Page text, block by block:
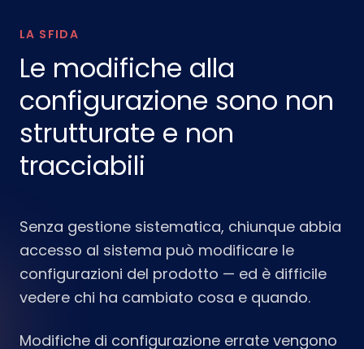
LA SFIDA
Le modifiche alla
configurazione sono non
strutturate e non
tracciabili
Senza gestione sistematica, chiunque abbia
accesso al sistema può modificare le
configurazioni del prodotto — ed è difficile
vedere chi ha cambiato cosa e quando.
Modifiche di configurazione errate vengono